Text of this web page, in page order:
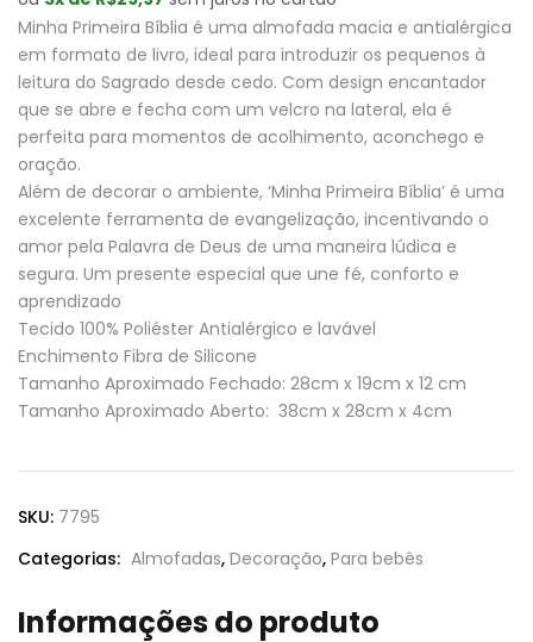
Minha Primeira Bíblia é uma almofada macia e antialérgica
em formato de livro, ideal para introduzir os pequenos à
leitura do Sagrado desde cedo. Com design encantador
que se abre e fecha com um velcro na lateral, ela é
perfeita para momentos de acolhimento, aconchego e
oração.
Além de decorar o ambiente, ‘Minha Primeira Bíblia’ é uma
excelente ferramenta de evangelização, incentivando o
amor pela Palavra de Deus de uma maneira lúdica e
segura. Um presente especial que une fé, conforto e
aprendizado
Tecido 100% Poliéster Antialérgico e lavável
Enchimento Fibra de Silicone
Tamanho Aproximado Fechado: 28cm x 19cm x 12 cm
Tamanho Aproximado Aberto: 38cm x 28cm x 4cm
SKU: 7795
Categorias: Almofadas, Decoração, Para bebês
Informações do produto